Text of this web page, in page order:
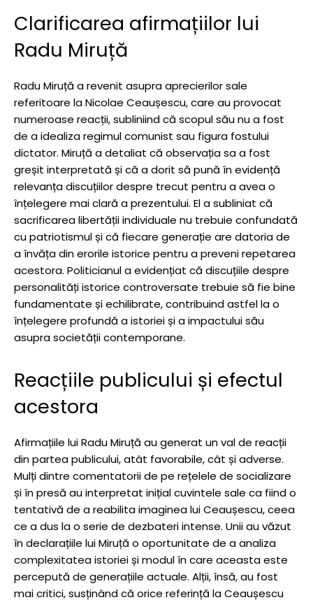
Clarificarea afirmațiilor lui
Radu Miruță
Radu Miruță a revenit asupra aprecierilor sale
referitoare la Nicolae Ceaușescu, care au provocat
numeroase reacții, subliniind că scopul său nu a fost
de a idealiza regimul comunist sau figura fostului
dictator. Miruță a detaliat că observația sa a fost
greșit interpretată și că a dorit să pună în evidență
relevanța discuțiilor despre trecut pentru a avea o
înțelegere mai clară a prezentului. El a subliniat că
sacrificarea libertății individuale nu trebuie confundată
cu patriotismul și că fiecare generație are datoria de
a învăța din erorile istorice pentru a preveni repetarea
acestora. Politicianul a evidențiat că discuțiile despre
personalități istorice controversate trebuie să fie bine
fundamentate și echilibrate, contribuind astfel la o
înțelegere profundă a istoriei și a impactului său
asupra societății contemporane.
Reacțiile publicului și efectul
acestora
Afirmațiile lui Radu Miruță au generat un val de reacții
din partea publicului, atât favorabile, cât și adverse.
Mulți dintre comentatorii de pe rețelele de socializare
și în presă au interpretat inițial cuvintele sale ca fiind o
tentativă de a reabilita imaginea lui Ceaușescu, ceea
ce a dus la o serie de dezbateri intense. Unii au văzut
în declarațiile lui Miruță o oportunitate de a analiza
complexitatea istoriei și modul în care aceasta este
percepută de generațiile actuale. Alții, însă, au fost
mai critici, susținând că orice referință la Ceaușescu